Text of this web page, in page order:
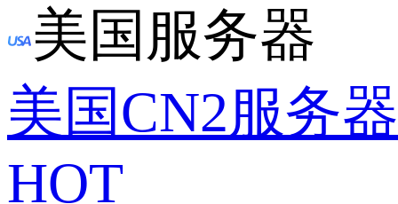
美国服务器
美国CN2服务器
HOT